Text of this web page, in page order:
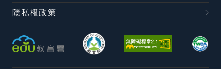
隱私權政策